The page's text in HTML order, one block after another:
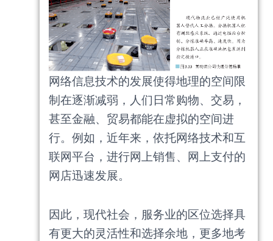
网络信息技术的发展使得地理的空间限
制在逐渐减弱，人们日常购物、交易，
甚至金融、贸易都能在虚拟的空间进
行。例如，近年来，依托网络技术和互
联网平台，进行网上销售、网上支付的
网店迅速发展。
因此，现代社会，服务业的区位选择具
有更大的灵活性和选择余地，更多地考